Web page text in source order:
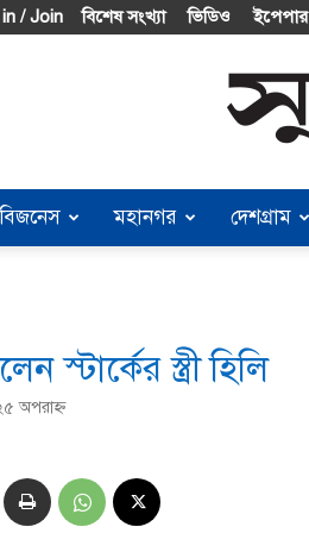
/ Join বিশেষ সংখ্যা ভিডিও ইপেপার
বিজনেস মহানগর দেশগ্রাম
স্টার্কের স্ত্রী হিলি
অপরাহ্ণ